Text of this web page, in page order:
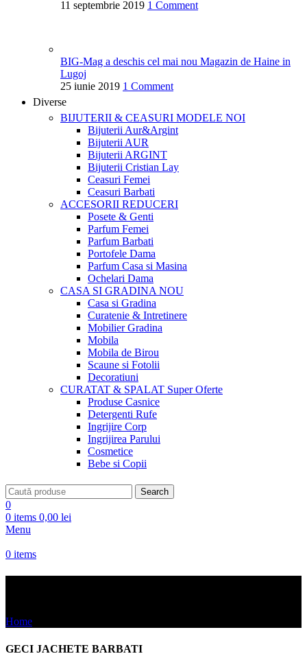
11 septembrie 2019 1 Comment
BIG-Mag a deschis cel mai nou Magazin de Haine in
Lugoj
25 iunie 2019 1 Comment
Diverse
BIJUTERII & CEASURI MODELE NOI
Bijuterii Aur&Argint
Bijuterii AUR
Bijuterii ARGINT
Bijuterii Cristian Lay
Ceasuri Femei
Ceasuri Barbati
ACCESORII REDUCERI
Posete & Genti
Parfum Femei
Parfum Barbati
Portofele Dama
Parfum Casa si Masina
Ochelari Dama
CASA SI GRADINANOU
Casa si Gradina
Curatenie & Intretinere
Mobilier Gradina
Mobila
Mobila de Birou
Scaune si Fotolii
Decoratiuni
CURATAT & SPALAT Super Oferte
Produse Casnice
Detergenti Rufe
Ingrijire Corp
Ingrijirea Parului
Cosmetice
Bebe si Copii
Search
0
0 items 0,00 lei
Menu
0 items
Home
GECI JACHETE BARBATI